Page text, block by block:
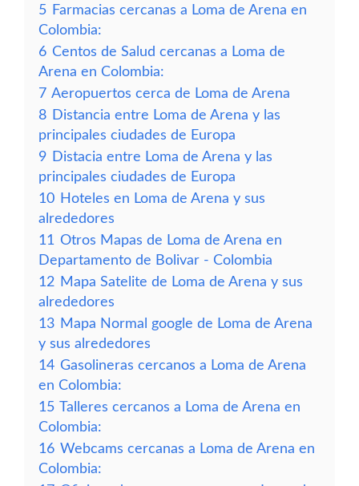
5 Farmacias cercanas a Loma de Arena en
Colombia:
6 Centos de Salud cercanas a Loma de
Arena en Colombia:
7 Aeropuertos cerca de Loma de Arena
8 Distancia entre Loma de Arena y las
principales ciudades de Europa
9 Distacia entre Loma de Arena y las
principales ciudades de Europa
10 Hoteles en Loma de Arena y sus
alrededores
11 Otros Mapas de Loma de Arena en
Departamento de Bolivar - Colombia
12 Mapa Satelite de Loma de Arena y sus
alrededores
13 Mapa Normal google de Loma de Arena
y sus alrededores
14 Gasolineras cercanos a Loma de Arena
en Colombia:
15 Talleres cercanos a Loma de Arena en
Colombia:
16 Webcams cercanas a Loma de Arena en
Colombia: